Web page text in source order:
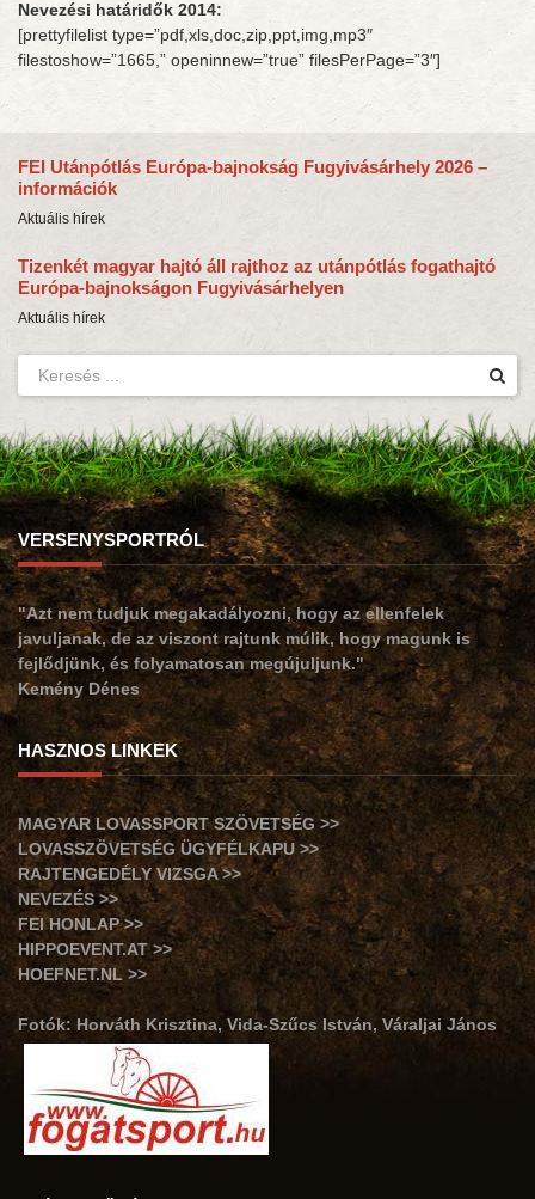
Nevezési határidők 2014:
[prettyfilelist type=”pdf,xls,doc,zip,ppt,img,mp3″
filestoshow=”1665,” openinnew=”true” filesPerPage=”3″]
FEI Utánpótlás Európa-bajnokság Fugyivásárhely 2026 –
információk
Aktuális hírek
Tizenkét magyar hajtó áll rajthoz az utánpótlás fogathajtó
Európa-bajnokságon Fugyivásárhelyen
Aktuális hírek
VERSENYSPORTRÓL
"Azt nem tudjuk megakadályozni, hogy az ellenfelek
javuljanak, de az viszont rajtunk múlik, hogy magunk is
fejlődjünk, és folyamatosan megújuljunk."
Kemény Dénes
HASZNOS LINKEK
MAGYAR LOVASSPORT SZÖVETSÉG >>
LOVASSZÖVETSÉG ÜGYFÉLKAPU >>
RAJTENGEDÉLY VIZSGA >>
NEVEZÉS >>
FEI HONLAP >>
HIPPOEVENT.AT >>
HOEFNET.NL >>
Fotók: Horváth Krisztina, Vida-Szűcs István, Váraljai János